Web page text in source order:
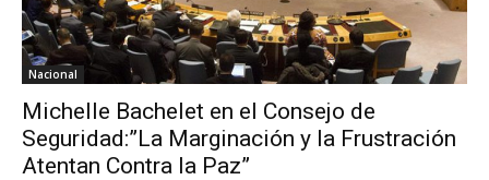
Nacional
Michelle Bachelet en el Consejo de
Seguridad:”La Marginación y la Frustración
Atentan Contra la Paz”